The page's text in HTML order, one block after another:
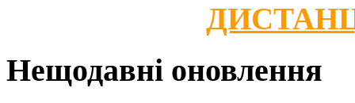
Нещодавні оновлення